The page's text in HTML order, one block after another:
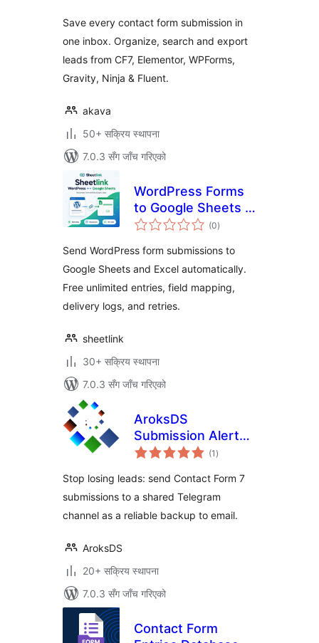
Save every contact form submission in
one inbox. Organize, search and export
leads from CF7, Elementor, WPForms,
Gravity, Ninja & Fluent.
akava
50+ सक्रिय स्थापना
7.0.3 सँग जाँच गरिएको
WordPress Forms
to Google Sheets &
Excel – SheetLink
(0कुल
रेटिङ्गहरू
)
Send WordPress form submissions to
Google Sheets and Excel automatically.
Free unlimited entries, field mapping,
delivery logs, and retries.
sheetlink
30+ सक्रिय स्थापना
7.0.3 सँग जाँच गरिएको
AroksDS
Submission Alerts
for Contact Form 7
(1 कुल
रेटिङ्गहरू
)
Stop losing leads: send Contact Form 7
submissions to a shared Telegram
channel as a reliable backup to email.
AroksDS
20+ सक्रिय स्थापना
7.0.3 सँग जाँच गरिएको
Contact Form